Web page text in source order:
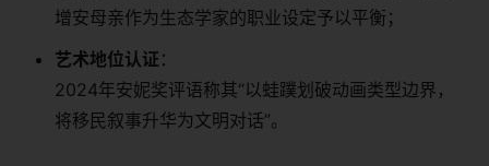
增安母亲作为生态学家的职业设定予以平衡；
​艺术地位认证​ ​：
2024年安妮奖评语称其“以蛙蹼划破动画类型边界，
将移民叙事升华为文明对话”。